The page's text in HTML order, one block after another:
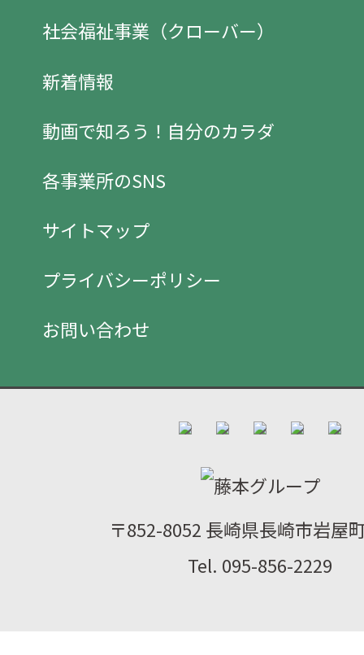
社会福祉事業（クローバー）
新着情報
動画で知ろう！自分のカラダ
各事業所のSNS
サイトマップ
プライバシーポリシー
お問い合わせ
〒852-8052 長崎県長崎市岩屋
Tel. 095-856-2229